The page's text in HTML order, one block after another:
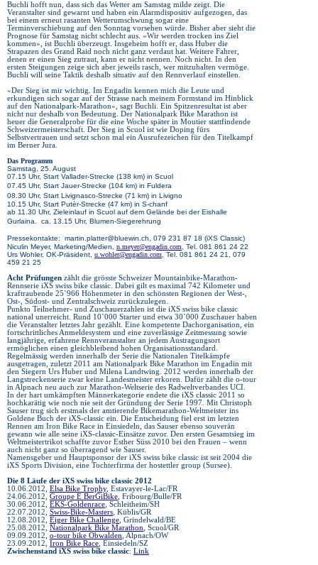
Buchli hofft nun, dass sich das Wetter am Samstag milde zeigt. Die
Veranstalter sind gewarnt und haben ein Alarmdispositiv aufgezogen, das
bei einem erneut rasanten Wetterumschwung sogar eine
Terminverschiebung auf den Sonntag vorsehen würde. Bisher aber sieht die
Prognose für Samstag nicht schlecht aus. «Wir werden trocken ins Ziel
kommen», ist Buchli überzeugt. Insgeheim hofft er, dass Huber die
Strapazen des Grand Raid noch nicht ganz verdaut hat. Weitere Fahrer,
denen er einen Sieg zutraut, kann er nicht nennen. Noch nicht. In den
ersten Steigungen zeige sich aber jeweils rasch, wer mitzuhalten vermöge.
Buchli will seine Taktik deshalb situativ auf den Rennverlauf einstellen.
«Der Sieg ist mir wichtig. Im Engadin kennen mich die Leute und
erkundigen sich sogar auf der Strasse nach meinem Formstand im Hinblick
auf den Nationalpark-Marathon», sagt Buchli. Ein Spitzenresultat ist aber
nicht nur deshalb von Bedeutung. Der Nationalpark Bike Marathon ist
heuer die Generalprobe für die eine Woche später in Moutier stattfindende
Schweizermeisterschaft. Der Sieg in Scuol ist wie Doping fürs
Selbstvertrauen und setzt schon mal ein Ausrufezeichen für den Titelkampf
im Berner Jura.
Das Programm
Samstag, 25. August
07.15 Uhr, Start Vallader-Strecke (138 km) in Scuol
07.45 Uhr, Start Jauer-Strecke (104 km) in Fuldera
08.30 Uhr, Start Livignasco-Strecke (71 km) in Livigno
10.15 Uhr, Start Putèr-Strecke (47 km) in S-chanf
ab 11.30 Uhr, Zieleinlauf in Scuol auf dem Gelände bei der Eishalle
Gurlaina. ca. 13.15 Uhr, Blumen-Siegerehrung
Pressekontakte: martin.platter@bluewin.ch, 079 231 87 18 (iXS Classic)
Niculin Meyer, Marketing/Medien, n.meyer@engadin.com, Tel. 081 861 24 22
Urs Wohler, OK-Präsident, u.wohler@engadin.com, Tel. 081 861 24 21, 079
459 21 25
Acht Prüfungen zählt die grösste Schweizer Mountainbike-Marathon-
Rennserie iXS swiss bike classic. Dabei gilt es maximal 742 Kilometer und
kraftraubende 25`966 Höhenmeter in den schönsten Regionen der West-,
Ost-, Südost- und Zentralschweiz zurückzulegen.
Punkto Teilnehmer- und Zuschauerzahlen ist die iXS swiss bike classic
national unerreicht. Rund 10`000 Starter und etwa 30`000 Zuschauer haben
die Veranstalter letztes Jahr gezählt. Eine kompetente Dachorganisation, ein
fortschrittliches Anmeldesystem und eine zuverlässige Zeitmessung sowie
langjährige, erfahrene Rennveranstalter an jedem Austragungsort
ermöglichen einen gleichbleibend hohen Organisationsstandard.
Regelmässig werden innerhalb der Serie die Nationalen Titelkämpfe
ausgetragen, zuletzt 2011 am Nationalpark Bike Marathon im Engadin mit
den Siegern Urs Huber und Milena Landtwing. 2012 werden innerhalb der
Langstreckenserie zwar keine Landesmeister erkoren. Dafür zählt die o-tour
in Alpnach neu auch zur Marathon-Weltserie des Radweltverbandes UCI.
In der hart umkämpften Männerkategorie endete die iXS classic 2011 so
hochkarätig wie noch nie seit der Gründung der Serie 1997. Mit Christoph
Sauser trug sich erstmals der amtierende Bikemarathon-Weltmeister ins
Goldene Buch der iXS-classic ein. Die Entscheidung fiel erst im letzten
Rennen am Iron Bike Race in Einsiedeln, das Sauser ebenso souverän
gewann wie alle seine iXS-classic-Einsätze zuvor. Den ersten Gesamtsieg im
Weltmeistertrikot schaffte zuvor Esther Süss 2010 bei den Frauen – wenn
auch nicht ganz so überragend wie Sauser.
Namensgeber und Hauptsponsor der iXS swiss bike classic ist seit 2004 die
iXS Sports Division, eine Tochterfirma der hostettler group (Sursee).
Die 8 Läufe der iXS swiss bike classic 2012
10.06.2012, Elsa Bike Trophy, Estavayer-le-Lac/FR
24.06.2012, Groupe E BerGiBike , Fribourg/Bulle/FR
30.06.2012, EKS-Goldenrace , Schleitheim/SH
22.07.2012, Swiss-Bike-Masters , Küblis/GR
12.08.2012, Eiger Bike Challenge , Grindelwald/BE
25.08.2012, Nationalpark Bike Marathon , Scuol/GR
09.09.2012, o-tour bike Obwalden , Alpnach/OW
23.09.2012, Iron Bike Race , Einsiedeln/SZ
Zwischenstand iXS swiss bike classic: Link